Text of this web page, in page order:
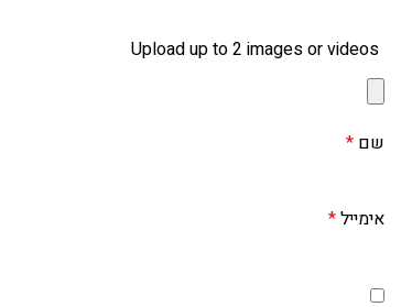
Upload up to 2 images or videos
שם *
אימייל*